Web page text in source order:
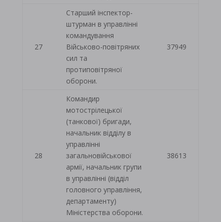
27
Старший інспектор-
штурман в управлінні
командування
Військово-повітряних
сил та
протиповітряної
оборони.
37949
28
Командир
мотострілецької
(танкової) бригади,
начальник відділу в
управлінні
загальновійськової
армії, начальник групи
в управлінні (відділ
головного управління,
департаменту)
Міністерства оборони.
38613